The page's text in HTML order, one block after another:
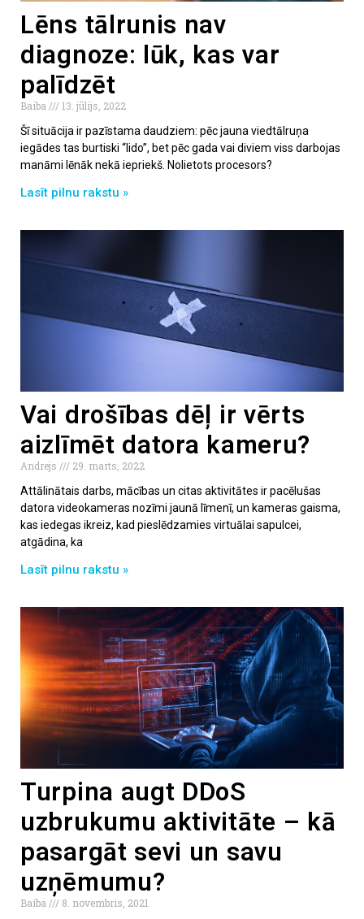
Lēns tālrunis nav
diagnoze: lūk, kas var
palīdzēt
Baiba
13. jūlijs, 2022
Šī situācija ir pazīstama daudziem: pēc jauna viedtālruņa
iegādes tas burtiski “lido”, bet pēc gada vai diviem viss darbojas
manāmi lēnāk nekā iepriekš. Nolietots procesors?
Lasīt pilnu rakstu »
Vai drošības dēļ ir vērts
aizlīmēt datora kameru?
Andrejs
29. marts, 2022
Attālinātais darbs, mācības un citas aktivitātes ir pacēlušas
datora videokameras nozīmi jaunā līmenī, un kameras gaisma,
kas iedegas ikreiz, kad pieslēdzamies virtuālai sapulcei,
atgādina, ka
Lasīt pilnu rakstu »
Turpina augt DDoS
uzbrukumu aktivitāte – kā
pasargāt sevi un savu
uzņēmumu?
Baiba 8. novembris, 2021